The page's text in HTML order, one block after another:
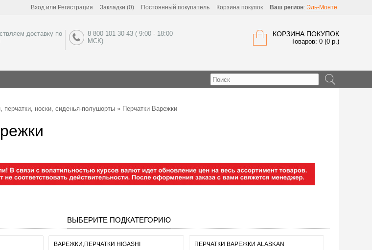
Вход или Регистрация Закладки (0) Постоянный покупатель Корзина покупок Ваш регион: Эль-Монте
КОРЗИНА ПОКУПОК
Товаров: 0 (0 р.)
доставку по
8 800 101 30 43 ( 9:00 - 18:00
МСК)
перчатки, носки, сиденья-полушорты » Перчатки Варежки
ВЫБЕРИТЕ ПОДКАТЕГОРИЮ
ВАРЕЖКИ,ПЕРЧАТКИ HIGASHI ПЕРЧАТКИ ВАРЕЖКИ ALASKAN